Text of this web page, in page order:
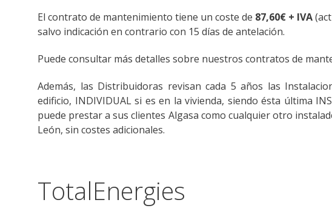
El contrato de mantenimiento tiene un coste de 87,60€ + IVA
salvo indicación en contrario con 15 días de antelación.
Puede consultar más detalles sobre nuestros contratos de
Además, las Distribuidoras revisan cada 5 años las
edificio, INDIVIDUAL si es en la vivienda, siendo ésta última
puede prestar a sus clientes Algasa como cualquier otro
León, sin costes adicionales.
TotalEnergies